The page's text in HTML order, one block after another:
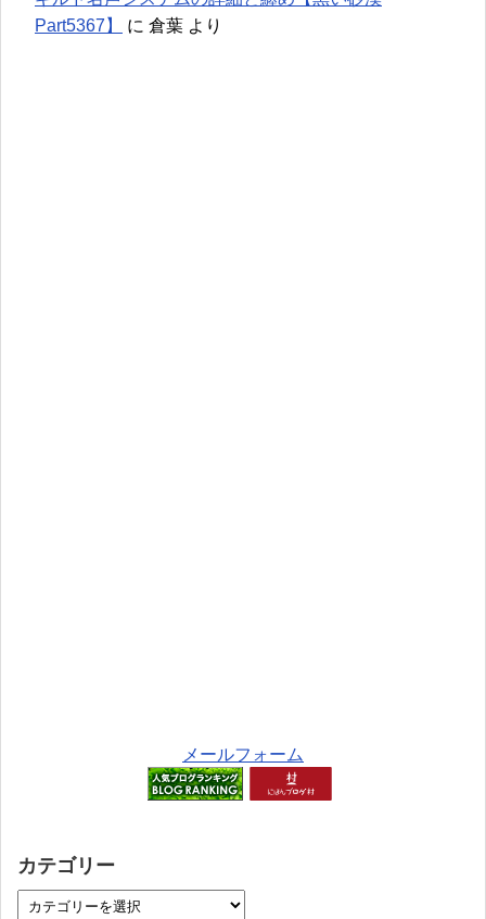
Part5367】
に 倉葉 より
メールフォーム
カテゴリー